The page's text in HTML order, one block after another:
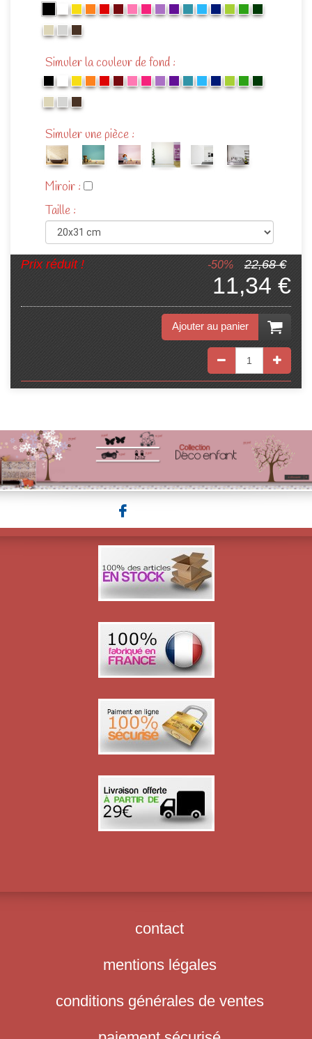
Simuler la couleur de fond :
Simuler une pièce :
Miroir :
Taille :
-50% 22,68 €
Prix réduit !
11,34 €
Ajouter au panier
contact
mentions légales
conditions générales de ventes